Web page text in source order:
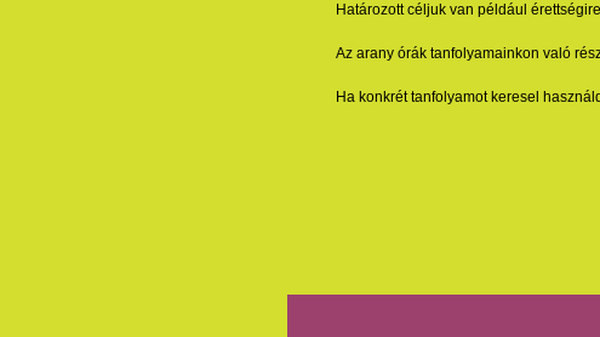
Határozott céljuk van például
Az arany órák tanfolyamainkon való
Ha konkrét tanfolyamot keresel